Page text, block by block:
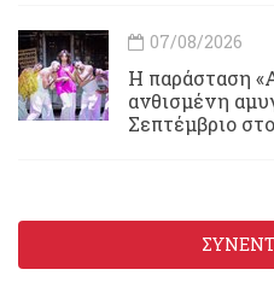
07/08/2026
Η παράσταση
ανθισμένη
Σεπτέμβριο